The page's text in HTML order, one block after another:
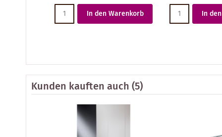
In den Warenkorb
In
Kunden kauften auch(5)